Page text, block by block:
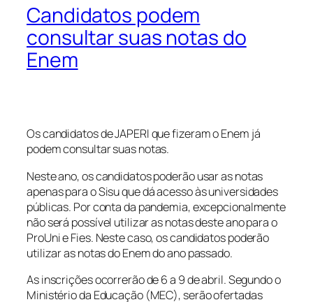
Candidatos podem
consultar suas notas do
Enem
Os candidatos de JAPERI que fizeram o Enem já
podem consultar suas notas.
Neste ano, os candidatos poderão usar as notas
apenas para o Sisu que dá acesso às universidades
públicas. Por conta da pandemia, excepcionalmente
não será possível utilizar as notas deste ano para o
ProUni e Fies. Neste caso, os candidatos poderão
utilizar as notas do Enem do ano passado.
As inscrições ocorrerão de 6 a 9 de abril. Segundo o
Ministério da Educação (MEC), serão ofertadas